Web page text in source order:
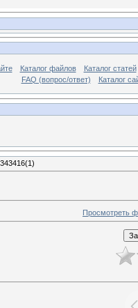
Каталог файлов
Каталог статей
FAQ (вопрос/ответ)
Каталог
Просмотреть